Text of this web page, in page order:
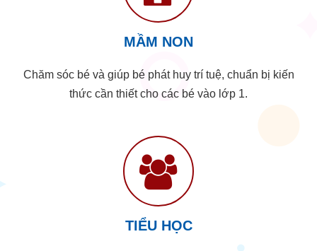
MẦM NON
Chăm sóc bé và giúp bé phát huy trí tuệ, chuẩn bị kiến
thức cần thiết cho các bé vào lớp 1.
TIỂU HỌC